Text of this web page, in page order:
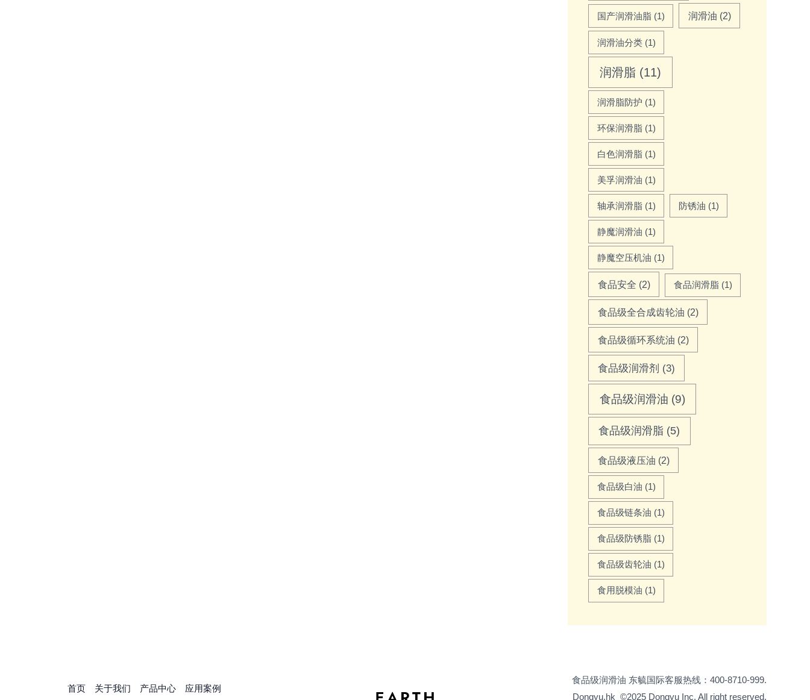
国产润滑油脂 (1) 润滑油 (2)
润滑油分类(1)
润滑脂 (11)
润滑脂防护 (1)
环保润滑脂 (1)
白色润滑脂 (1)
美孚润滑油 (1)
轴承润滑脂 (1) 防锈油 (1)
静魔润滑油 (1)
静魔空压机油 (1)
食品安全 (2) 食品润滑脂 (1)
食品级全合成齿轮油 (2)
食品级循环系统油 (2)
食品级润滑剂 (3)
食品级润滑油 (9)
食品级润滑脂 (5)
食品级液压油 (2)
食品级白油 (1)
食品级链条油 (1)
食品级防锈脂 (1)
食品级齿轮油 (1)
食用脱模油 (1)
首页 关于我们 产品中心 应用案例
食品级润滑油 东毓国际客服热线：400-8710-999.
Dongyu.hk©2025 Dongyu Inc. All right reserved.